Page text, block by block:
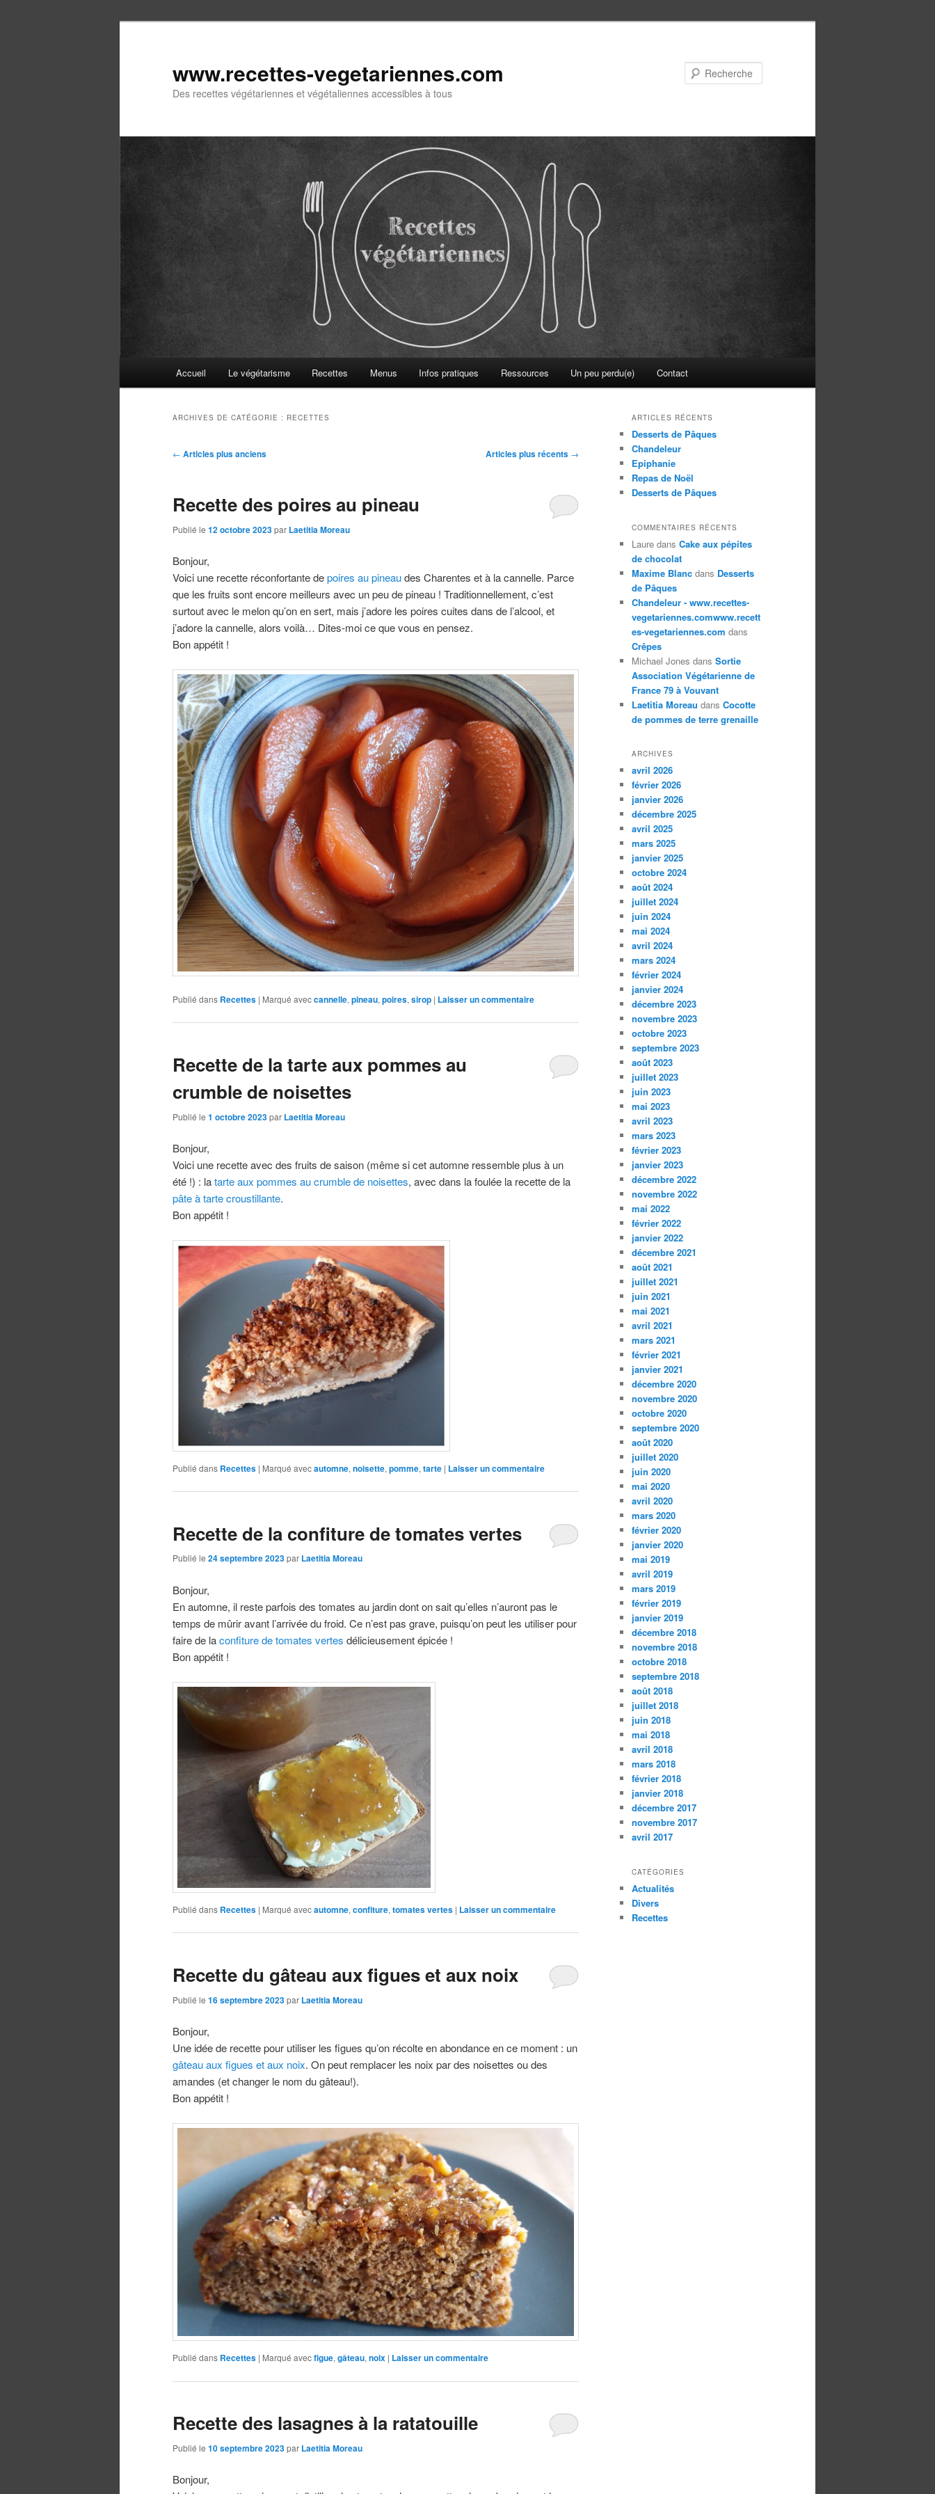
www.recettes-vegetariennes.com
Des recettes végétariennes et végétaliennes accessibles à tous
Accueil Le végétarisme Recettes Menus Infos pratiques Ressources Un peu perdu(e) Contact
ARCHIVES DE CATÉGORIE : RECETTES
Navigation
← Articles plus anciens Articles plus récents →
Recette des poires au pineau
Publié le 12 octobre 2023par Laetitia Moreau
Bonjour,
Voici une recette réconfortante depoires au pineaudes Charentes et à la cannelle. Parce
que les fruits sont encore meilleurs avec un peu de pineau ! Traditionnellement, c’est
surtout avec le melon qu’on en sert, mais j’adore les poires cuites dans de l’alcool, et
j’adore la cannelle, alors voilà… Dites-moi ce que vous en pensez.
Bon appétit !
Publié dans Recettes | Marqué aveccannelle, pineau, poires, sirop | Laisser un commentaire
Recette de la tarte aux pommes au
crumble de noisettes
Publié le 1 octobre 2023par Laetitia Moreau
Bonjour,
Voici une recette avec des fruits de saison (même si cet automne ressemble plus à un
été !) : latarte aux pommes au crumble de noisettes, avec dans la foulée la recette de la
pâte à tarte croustillante.
Bon appétit !
Publié dans Recettes | Marqué avecautomne, noisette, pomme, tarte | Laisser un commentaire
Recette de la confiture de tomates vertes
Publié le 24 septembre 2023par Laetitia Moreau
Bonjour,
En automne, il reste parfois des tomates au jardin dont on sait qu’elles n’auront pas le
temps de mûrir avant l’arrivée du froid. Ce n’est pas grave, puisqu’on peut les utiliser pour
faire de laconfiture de tomates vertes délicieusement épicée !
Bon appétit !
Publié dans Recettes | Marqué avecautomne, confiture, tomates vertes | Laisser un commentaire
Recette du gâteau aux figues et aux noix
Publié le 16 septembre 2023par Laetitia Moreau
Bonjour,
Une idée de recette pour utiliser les figues qu’on récolte en abondance en ce moment : un
gâteau aux figues et aux noix. On peut remplacer les noix par des noisettes ou des
amandes (et changer le nom du gâteau!).
Bon appétit !
Publié dans Recettes | Marqué avecfigue, gâteau, noix | Laisser un commentaire
Recette des lasagnes à la ratatouille
Publié le 10 septembre 2023par Laetitia Moreau
Bonjour,
ARTICLES RÉCENTS
Desserts de Pâques
Chandeleur
Epiphanie
Repas de Noël
Desserts de Pâques
COMMENTAIRES RÉCENTS
Laure dans Cake aux pépites
de chocolat
Maxime Blanc dans Desserts
de Pâques
Chandeleur - www.recettes-
vegetariennes.comwww.recett
es-vegetariennes.com dans
Crêpes
Michael Jones dans Sortie
Association Végétarienne de
France 79 à Vouvant
Laetitia Moreau dans Cocotte
de pommes de terre grenaille
ARCHIVES
avril 2026
février 2026
janvier 2026
décembre 2025
avril 2025
mars 2025
janvier 2025
octobre 2024
août 2024
juillet 2024
juin 2024
mai 2024
avril 2024
mars 2024
février 2024
janvier 2024
décembre 2023
novembre 2023
octobre 2023
septembre 2023
août 2023
juillet 2023
juin 2023
mai 2023
avril 2023
mars 2023
février 2023
janvier 2023
décembre 2022
novembre 2022
mai 2022
février 2022
janvier 2022
décembre 2021
août 2021
juillet 2021
juin 2021
mai 2021
avril 2021
mars 2021
février 2021
janvier 2021
décembre 2020
novembre 2020
octobre 2020
septembre 2020
août 2020
juillet 2020
juin 2020
mai 2020
avril 2020
mars 2020
février 2020
janvier 2020
mai 2019
avril 2019
mars 2019
février 2019
janvier 2019
décembre 2018
novembre 2018
octobre 2018
septembre 2018
août 2018
juillet 2018
juin 2018
mai 2018
avril 2018
mars 2018
février 2018
janvier 2018
décembre 2017
novembre 2017
avril 2017
CATÉGORIES
Actualités
Divers
Recettes